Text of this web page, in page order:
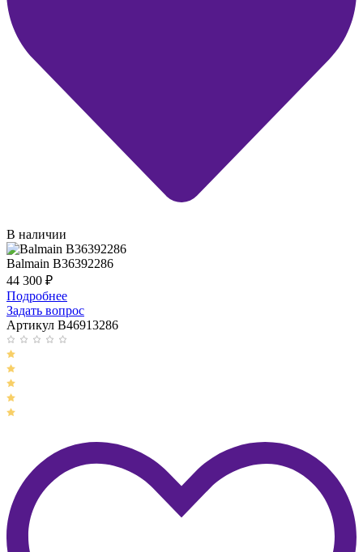
В наличии
Balmain B36392286
44 300 ₽
Подробнее
Задать вопрос
Артикул B46913286